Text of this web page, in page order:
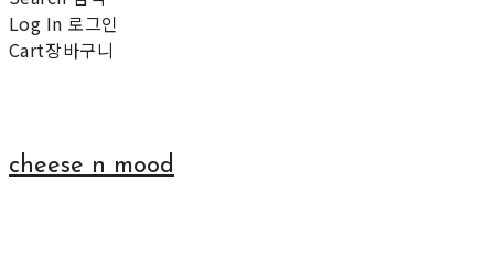
Log In 로그인
Cart장바구니
cheese n mood